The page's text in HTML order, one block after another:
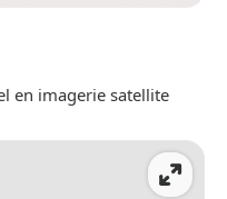
en imagerie satellite